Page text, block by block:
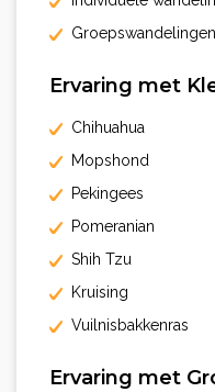
Groepswandelingen
Ervaring met
Chihuahua
Mopshond
Pekingees
Pomeranian
Shih Tzu
Kruising
Vuilnisbakkenras
Ervaring met